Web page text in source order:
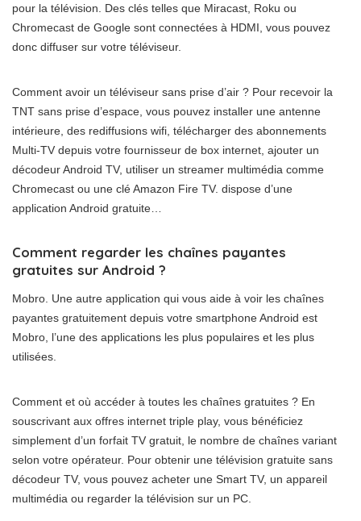
pour la télévision. Des clés telles que Miracast, Roku ou
Chromecast de Google sont connectées à HDMI, vous pouvez
donc diffuser sur votre téléviseur.
Comment avoir un téléviseur sans prise d’air ? Pour recevoir la
TNT sans prise d’espace, vous pouvez installer une antenne
intérieure, des rediffusions wifi, télécharger des abonnements
Multi-TV depuis votre fournisseur de box internet, ajouter un
décodeur Android TV, utiliser un streamer multimédia comme
Chromecast ou une clé Amazon Fire TV. dispose d’une
application Android gratuite…
Comment regarder les chaînes payantes
gratuites sur Android ?
Mobro. Une autre application qui vous aide à voir les chaînes
payantes gratuitement depuis votre smartphone Android est
Mobro, l’une des applications les plus populaires et les plus
utilisées.
Comment et où accéder à toutes les chaînes gratuites ? En
souscrivant aux offres internet triple play, vous bénéficiez
simplement d’un forfait TV gratuit, le nombre de chaînes variant
selon votre opérateur. Pour obtenir une télévision gratuite sans
décodeur TV, vous pouvez acheter une Smart TV, un appareil
multimédia ou regarder la télévision sur un PC.